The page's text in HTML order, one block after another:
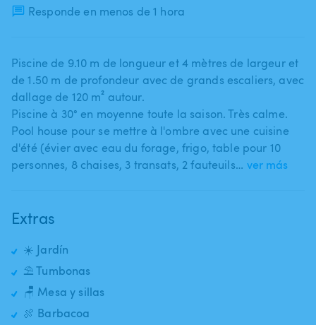
Responde en menos de 1 hora
Piscine de 9.10 m de longueur et 4 mètres de largeur et
de 1.50 m de profondeur avec de grands escaliers​,​ avec
dallage de 120 m² autour.
Piscine à 30° en moyenne toute la saison. Très calme.
Pool house pour se mettre à l'ombre avec une cuisine
d'été (évier avec eau du forage​,​ frigo​,​ table pour 10
personnes​,​ 8 chaises​,​ 3 transats​,​ 2 fauteuils​… ver más
Extras
☀️ Jardín
⛱️ Tumbonas
🪑 Mesa y sillas
🍖 Barbacoa